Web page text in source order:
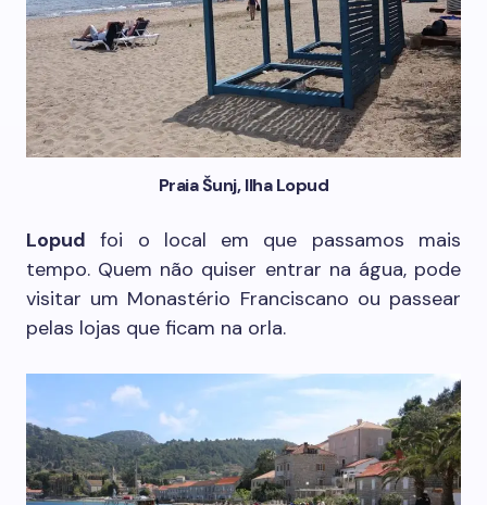
Praia Šunj, Ilha Lopud
Lopud foi o local em que passamos mais
tempo. Quem não quiser entrar na água, pode
visitar um Monastério Franciscano ou passear
pelas lojas que ficam na orla.